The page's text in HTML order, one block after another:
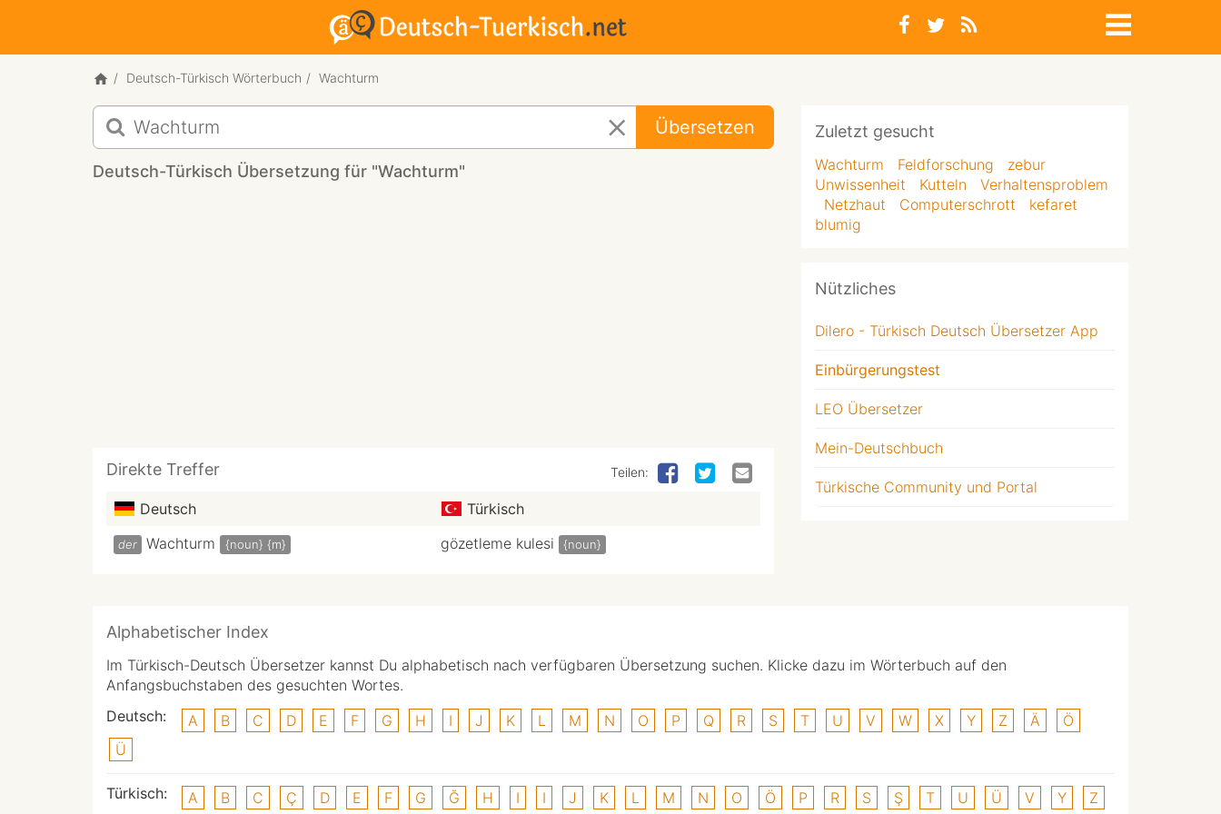
Deutsch-Türkisch Wörterbuch Wachturm
Deutsch-
Türkisch
Übersetzung
für
Übersetzen
Deutsch-Türkisch Übersetzung für "Wachturm"
Direkte Treffer Teilen:
Deutsch Türkisch
der Wachturm {noun} {m} gözetleme kulesi {noun}
Zuletzt gesucht
Wachturm Feldforschung
zebur
Unwissenheit
Kutteln
Verhaltensproblem
Netzhaut
Computerschrott
kefaret
blumig
Nützliches
Dilero - Türkisch Deutsch Übersetzer App
Einbürgerungstest
LEO Übersetzer
Mein-Deutschbuch
Türkische Community und Portal
Alphabetischer Index
Im Türkisch-Deutsch Übersetzer kannst Du alphabetisch nach verfügbaren Übersetzung suchen. Klicke dazu im Wörterbuch auf den
Anfangsbuchstaben des gesuchten Wortes.
Deutsch:
A B C D E F G H I J K L M N O P Q R S T U V W X Y Z Ä
Ö
Ü
Türkisch: A B C Ç D E F G Ğ H I I J K L M N O Ö P R S Ş T U Ü V Y Z